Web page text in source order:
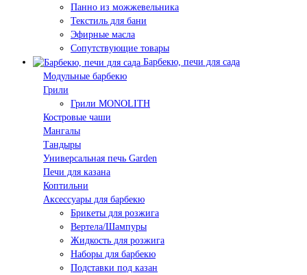
Панно из можжевельника
Текстиль для бани
Эфирные масла
Сопутствующие товары
Барбекю, печи для сада
Модульные барбекю
Грили
Грили MONOLITH
Костровые чаши
Мангалы
Тандыры
Универсальная печь Garden
Печи для казана
Коптильни
Аксессуары для барбекю
Брикеты для розжига
Вертела/Шампуры
Жидкость для розжига
Наборы для барбекю
Подставки под казан